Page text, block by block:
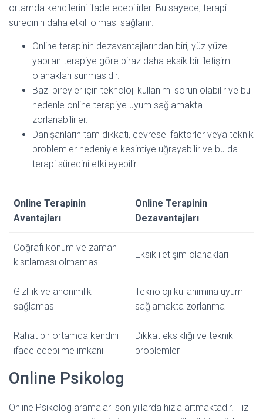
ortamda kendilerini ifade edebilirler. Bu sayede, terapi
sürecinin daha etkili olması sağlanır.
Online terapinin dezavantajlarından biri, yüz yüze
yapılan terapiye göre biraz daha eksik bir iletişim
olanakları sunmasıdır.
Bazı bireyler için teknoloji kullanımı sorun olabilir ve bu
nedenle online terapiye uyum sağlamakta
zorlanabilirler.
Danışanların tam dikkati, çevresel faktörler veya teknik
problemler nedeniyle kesintiye uğrayabilir ve bu da
terapi sürecini etkileyebilir.
Online Terapinin
Avantajları
Online Terapinin
Dezavantajları
Coğrafi konum ve zaman
kısıtlaması olmaması
Eksik iletişim olanakları
Gizlilik ve anonimlik
sağlaması
Teknoloji kullanımına uyum
sağlamakta zorlanma
Rahat bir ortamda kendini
ifade edebilme imkanı
Dikkat eksikliği ve teknik
problemler
Online Psikolog
Online Psikolog aramaları son yıllarda hızla artmaktadır. Hızlı